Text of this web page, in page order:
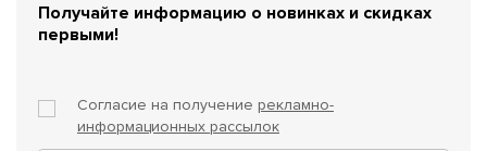
Получайте информацию о новинках и скидках
первыми!
Согласие на получение рекламно-
информационных рассылок